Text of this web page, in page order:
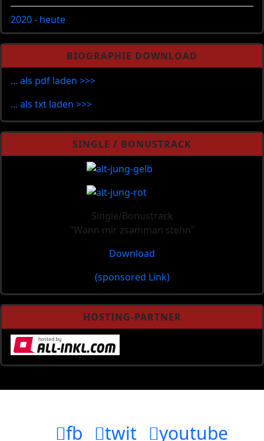
2020 - heute
BIOGRAPHIE DOWNLOAD
... als pdf laden >>>
... als txt laden >>>
SINGLE / BONUSTRACK
Single/Bonustrack
"Wann mir zsamman stehn"
Download
(sponsored Link)
HOSTING-PARTNER
fb twit youtube